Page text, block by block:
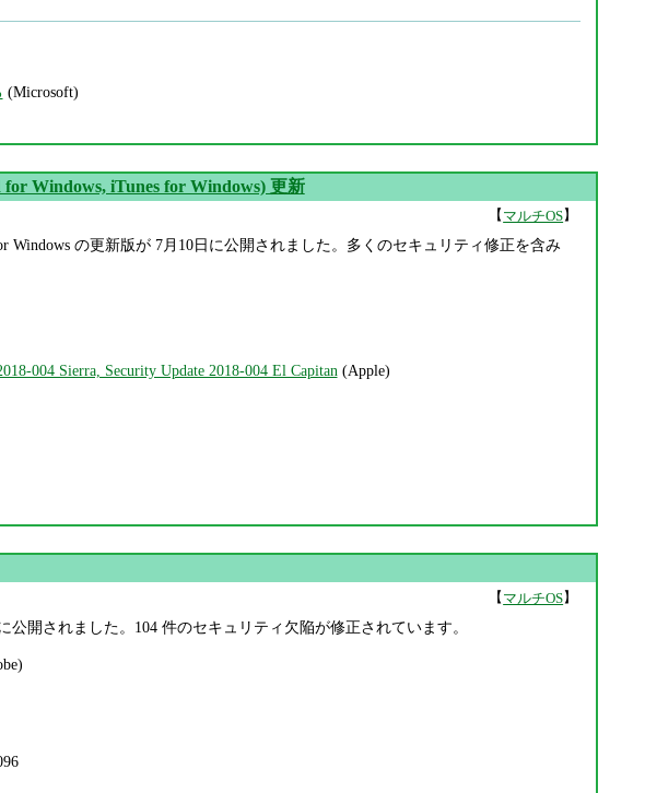
(Microsoft)
Windows, iTunes for Windows) 更新
【 マルチOS】
Windows の更新版が 7月10日に公開されました。多くのセキュリティ修正を含み
004 Sierra, Security Update 2018-004 El Capitan (Apple)
【マルチOS】
公開されました。104 件のセキュリティ欠陥が修正されています。